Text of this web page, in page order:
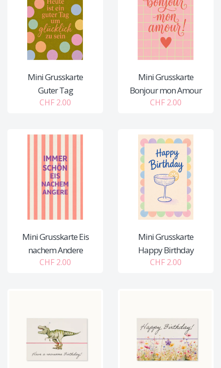
Mini Grusskarte
Guter Tag
CHF 2.00
Mini Grusskarte
Bonjour mon Amour
CHF 2.00
Mini Grusskarte Eis
nachem Andere
CHF 2.00
Mini Grusskarte
Happy Birthday
CHF 2.00